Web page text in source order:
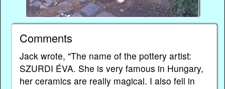
Comments
Jack wrote, "The name of the pottery artist:
SZURDI ÉVA. She is very famous in Hungary,
her ceramics are really magical. I also fell in